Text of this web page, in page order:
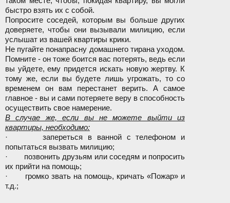
быстро взять их с собой.
Попросите соседей, которым вы больше других
доверяете, чтобы они вызывали милицию, если
услышат из вашей квартиры крики.
Не пугайте понапрасну домашнего тирана уходом.
Помните - он тоже боится вас потерять, ведь если
вы уйдете, ему придется искать новую жертву. К
тому же, если вы будете лишь угрожать, то со
временем он вам перестанет верить. А самое
главное - вы и сами потеряете веру в способность
осуществить свое намерение.
В случае же, если вы не можете выйти из
квартиры, необходимо:
· запереться в ванной с телефоном и
попытаться вызвать милицию;
· позвонить друзьям или соседям и попросить
их прийти на помощь;
· громко звать на помощь, кричать «Пожар» и
т.д.;